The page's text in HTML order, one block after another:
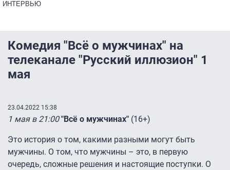
ИНТЕРВЬЮ
Комедия "Всё о мужчинах" на
телеканале "Русский иллюзион" 1
мая
23.04.2022 15:38
1 мая в 21:00"Всё о мужчинах" (16+)
Это история о том, какими разными могут быть
мужчины. О том, что мужчины – это, в первую
очередь, сложные решения и настоящие поступки. О